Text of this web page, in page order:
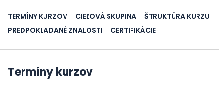
TERMÍNY KURZOV CIEĽOVÁ SKUPINA
ŠTRUKTÚRA KURZU
PREDPOKLADANÉ ZNALOSTI
CERTIFIKÁCIE
Termíny kurzov